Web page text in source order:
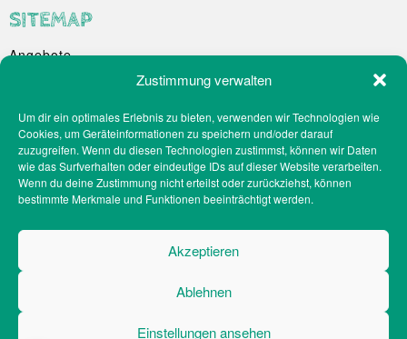
Zustimmung verwalten
Um dir ein optimales Erlebnis zu bieten, verwenden wir Technologien wie
Cookies, um Geräteinformationen zu speichern und/oder darauf
zuzugreifen. Wenn du diesen Technologien zustimmst, können wir Daten
wie das Surfverhalten oder eindeutige IDs auf dieser Website verarbeiten.
Wenn du deine Zustimmung nicht erteilst oder zurückziehst, können
bestimmte Merkmale und Funktionen beeinträchtigt werden.
Akzeptieren
Ablehnen
Einstellungen ansehen
SITEMAP
Angebote
Catering
Webshop
Filialen
Kontakt
Teilnahmebedingungen Gewinnspiel
Impressum
Social-Media-Datenschutz
Barrierefreiheit